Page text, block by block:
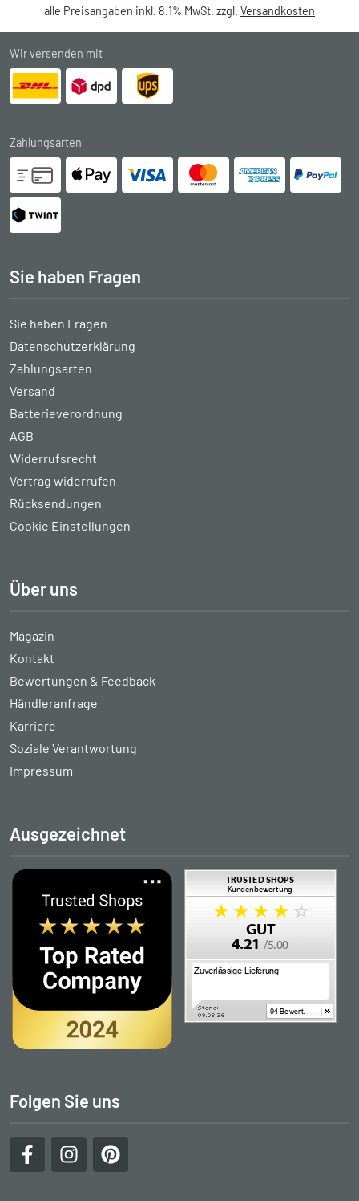
alle Preisangaben inkl. 8.1% MwSt. zzgl. Versandkosten
Wir versenden mit
Zahlungsarten
Sie haben Fragen
Sie haben Fragen
Datenschutzerklärung
Zahlungsarten
Versand
Batterieverordnung
AGB
Widerrufsrecht
Vertrag widerrufen
Rücksendungen
Cookie Einstellungen
Über uns
Magazin
Kontakt
Bewertungen & Feedback
Händleranfrage
Karriere
Soziale Verantwortung
Impressum
Ausgezeichnet
Folgen Sie uns